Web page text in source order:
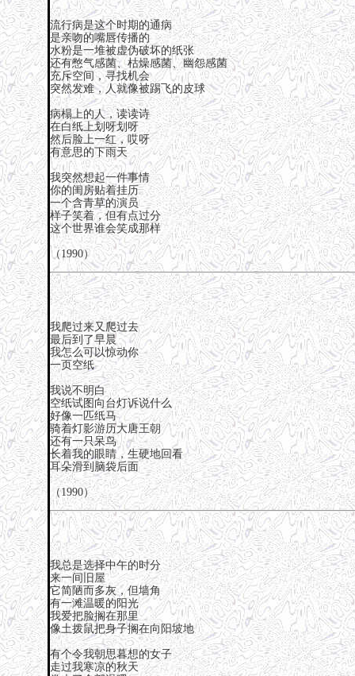
流行病是这个时期的通病
是亲吻的嘴唇传播的
水粉是一堆被虚伪破坏的纸张
还有憋气感菌、枯燥感菌、幽怨感菌
充斥空间，寻找机会
突然发难，人就像被踢飞的皮球
病榻上的人，读读诗
在白纸上划呀划呀
然后脸上一红，哎呀
有意思的下雨天
我突然想起一件事情
你的闺房贴着挂历
一个含青草的演员
样子笑着，但有点过分
这个世界谁会笑成那样
（1990）
我爬过来又爬过去
最后到了早晨
我怎么可以惊动你
一页空纸
我说不明白
空纸试图向台灯诉说什么
好像一匹纸马
骑着灯影游历大唐王朝
还有一只呆鸟
长着我的眼睛，生硬地回看
耳朵滑到脑袋后面
（1990）
我总是选择中午的时分
来一间旧屋
它简陋而多灰，但墙角
有一滩温暖的阳光
我爱把脸搁在那里
像土拨鼠把身子搁在向阳坡地
有个令我朝思暮想的女子
走过我寒凉的秋天